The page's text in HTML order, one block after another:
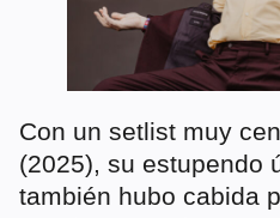
Con un setlist muy
(2025), su estupendo
también hubo cabida